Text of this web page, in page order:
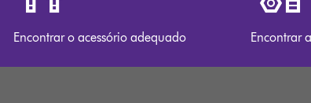
Encontrar o acessório adequado Encontrar